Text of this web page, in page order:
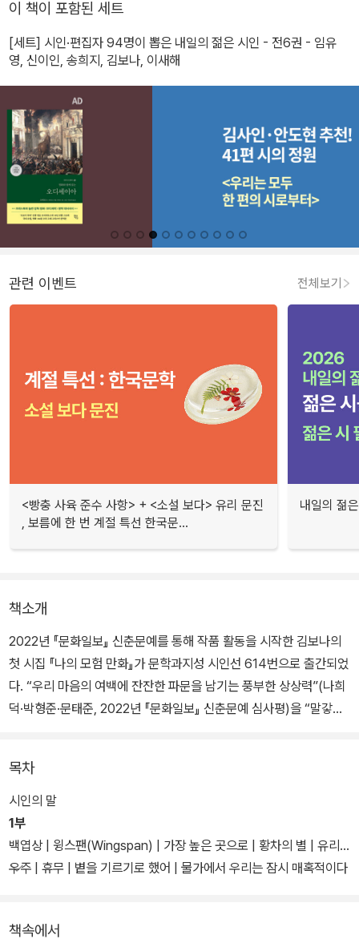
이 책이 포함된 세트
[세트] 시인·편집자 94명이 뽑은 내일의 젊은 시인 - 전6권 - 임유
영, 신이인, 송희지, 김보나, 이새해
관련 이벤트 전체보기
<빵충 사육 준수 사항> + <소설 보다> 유리 문진
, 보름에 한 번 계절 특선 한국문...
내일의 젊
책소개
2022년 『문화일보』 신춘문예를 통해 작품 활동을 시작한 김보나의
첫 시집 『나의 모험 만화』가 문학과지성 시인선 614번으로 출간되었
다. “우리 마음의 여백에 잔잔한 파문을 남기는 풍부한 상상력”(나희
덕·박형준·문태준, 2022년 『문화일보』 신춘문예 심사평)을 “말갛고
목차
시인의 말
1부
백엽상 | 윙스팬(Wingspan) | 가장 높은 곳으로 | 황차의 별 | 유리
우주 | 휴무 | 볕을 기르기로 했어 | 물가에서 우리는 잠시 매혹적이다
Act II | 히쓰지분가쿠(羊文学) 보컬과 결혼하려면 | 탕에 들어갔다
책속에서